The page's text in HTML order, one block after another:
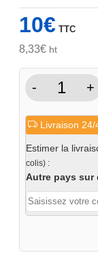
10€ TTC
8,33€ht
-
Câble
mini
PRP
+
Livraison 24/
Estimer la
colis) :
Autre pays sur